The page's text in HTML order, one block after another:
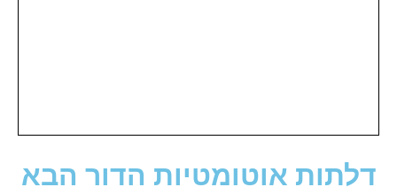
דלתות אוטומטיות הדור הבא